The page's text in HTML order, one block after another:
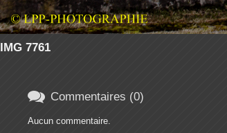
IMG 7761
 Commentaires (0)
Aucun commentaire.